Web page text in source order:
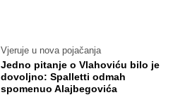
Vjeruje u nova pojačanja
Jedno pitanje o Vlahoviću bilo je
dovoljno: Spalletti odmah
spomenuo Alajbegovića